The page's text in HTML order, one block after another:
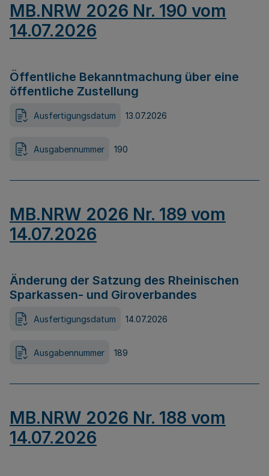
MB.NRW 2026 Nr. 190 vom
14.07.2026
Öffentliche Bekanntmachung über eine
öffentliche Zustellung
Ausfertigungsdatum 13.07.2026
Ausgabennummer 190
MB.NRW 2026 Nr. 189 vom
14.07.2026
Änderung der Satzung des Rheinischen
Sparkassen- und Giroverbandes
Ausfertigungsdatum 14.07.2026
Ausgabennummer 189
MB.NRW 2026 Nr. 188 vom
14.07.2026